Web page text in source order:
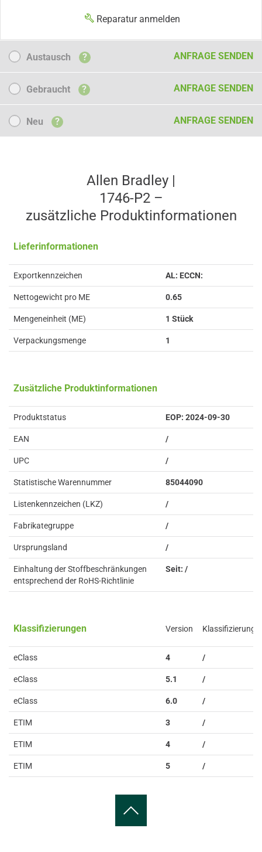
Reparatur anmelden
Austausch
Austausch ? ANFRAGE SENDEN
Gebraucht
Gebraucht ? ANFRAGE SENDEN
NeuNeu ? ANFRAGE SENDEN
Allen Bradley |
1746-P2 –
zusätzliche Produkt­informationen
Lieferinformationen
Exportkennzeichen AL: ECCN:
Nettogewicht pro ME 0.65
Mengeneinheit (ME) 1 Stück
Verpackungsmenge 1
Zusätzliche Produktinformationen
Produktstatus EOP: 2024-09-30
EAN /
UPC /
Statistische Warennummer 85044090
Listenkennzeichen (LKZ) /
Fabrikategruppe /
Ursprungsland /
Einhaltung der Stoffbeschränkungen
entsprechend der RoHS-Richtlinie
Seit: /
Klassifizierungen Version Klassifizierung
eClass 4 /
eClass 5.1 /
eClass 6.0 /
ETIM 3 /
ETIM 4 /
ETIM 5 /